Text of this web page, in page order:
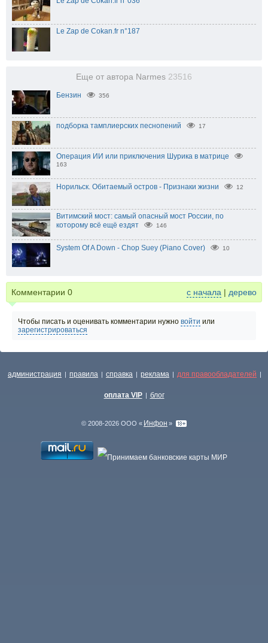
Le Zap de Cokan.fr n°187
Еще от автора Narmes 23516
Бензин 356
подборка тамплиерских песнопений 17
Операция ИИ или приключения Шурика в матрице
163
Норильск. Обитаемый остров - Признаки жизни 12
Витимский мост: самый опасный мост России, по
которому всё ещё ездят
146
System Of A Down - Chop Suey (Piano Cover) 10
Комментарии 0 с начала | дерево
Чтобы писать и оценивать комментарии нужно войти или
зарегистрироваться
администрация | правила | справка | реклама | для правообладателей |
оплата VIP | блог
© 2008-2026 ООО « Инфон »